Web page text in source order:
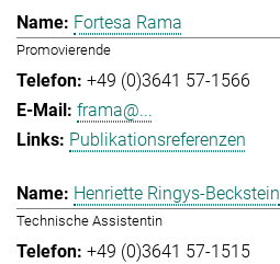
Fortesa Rama
Promovierende
+49 (0)3641 57-1566
frama@...
Publikationsreferenzen
Henriette Ringys-Beckstein
Technische Assistentin
+49 (0)3641 57-1515